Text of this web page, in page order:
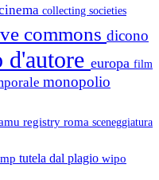
collecting societies
commons dicono
d'autore europa film
monopolio
registry roma sceneggiatura
tutela dal plagio wipo